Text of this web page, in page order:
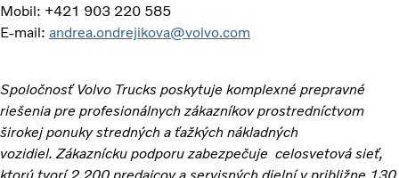
Mobil: +421 903 220 585
E-mail: andrea.ondrejikova@volvo.com
Spoločnosť Volvo Trucks poskytuje komplexné prepravné
riešenia pre profesionálnych zákazníkov prostredníctvom
širokej ponuky stredných a ťažkých nákladných
vozidiel. Zákaznícku podporu zabezpečuje celosvetová sieť,